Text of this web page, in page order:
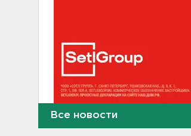
Рыбаков эвакуировали с
Ладожского озера у Назии
Все новости